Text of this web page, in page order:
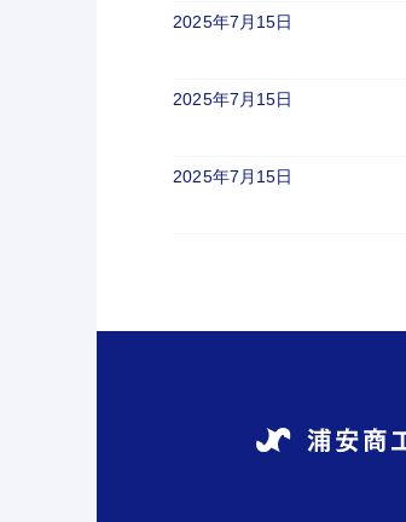
2025年7月15日
2025年7月15日
2025年7月15日